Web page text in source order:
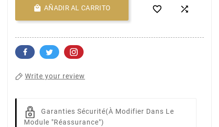
 AÑADIR AL CARRITO  
Write your review
Garanties Sécurité(à Modifier Dans Le
Module "Réassurance")